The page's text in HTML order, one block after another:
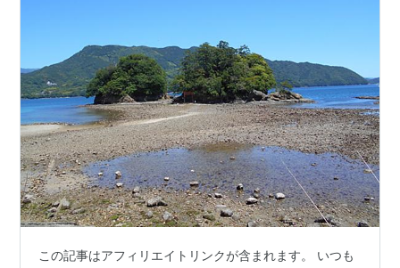
この記事はアフィリエイトリンクが含まれます。 いつも